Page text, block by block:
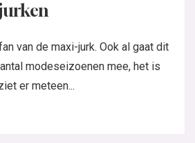
van de maxi-jurk. Ook al gaat dit
modeseizoenen mee, het is
er meteen...